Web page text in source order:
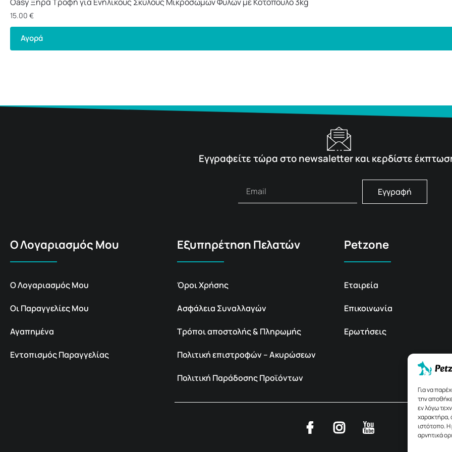
Για να
την
εν λόγω
χαρακτήρα,
ιστότοπο.
αρνητικά
15.00 €
Αγορά
Εγγραφείτε τώρα στο newsaletter και κερδίστε
Εγγραφή
Ο Λογαριασμός Μου
Ο Λογαριασμός Μου
Οι Παραγγελίες Μου
Αγαπημένα
Εντοπισμός Παραγγελίας
Εξυπηρέτηση Πελατών
Όροι Χρήσης
Ασφάλεια Συναλλαγών
Τρόποι αποστολής & Πληρωμής
Πολιτική επιστροφών – Ακυρώσεων
Πολιτική Παράδοσης Προϊόντων
Petzone
Εταιρεία
Επικοινωνία
Ερωτήσεις